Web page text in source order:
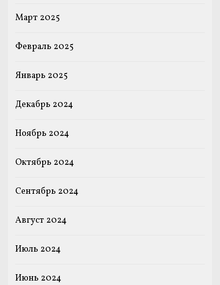
Март 2025
Февраль 2025
Январь 2025
Декабрь 2024
Ноябрь 2024
Октябрь 2024
Сентябрь 2024
Август 2024
Июль 2024
Июнь 2024